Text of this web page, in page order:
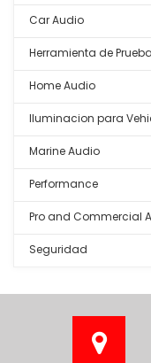
Car Audio
Herramienta de
Home Audio
Iluminacion para
Marine Audio
Performance
Pro and Commercial
Seguridad